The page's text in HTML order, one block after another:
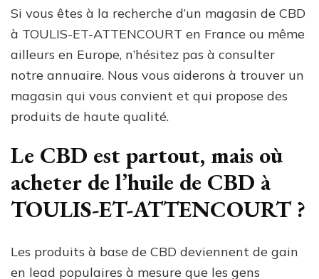
Si vous êtes à la recherche d’un magasin de CBD
à TOULIS-ET-ATTENCOURT en France ou même
ailleurs en Europe, n’hésitez pas à consulter
notre annuaire. Nous vous aiderons à trouver un
magasin qui vous convient et qui propose des
produits de haute qualité.
Le CBD est partout, mais où
acheter de l’huile de CBD à
TOULIS-ET-ATTENCOURT ?
Les produits à base de CBD deviennent de gain
en lead populaires à mesure que les gens